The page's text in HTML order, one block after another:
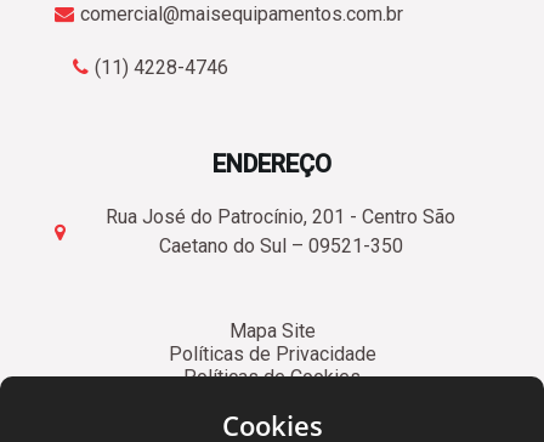
comercial@maisequipamentos.com.br
(11) 4228-4746
ENDEREÇO
Rua José do Patrocínio, 201 - Centro São
Caetano do Sul – 09521-350
Mapa Site
Políticas de Privacidade
Políticas de Cookies
Cookies